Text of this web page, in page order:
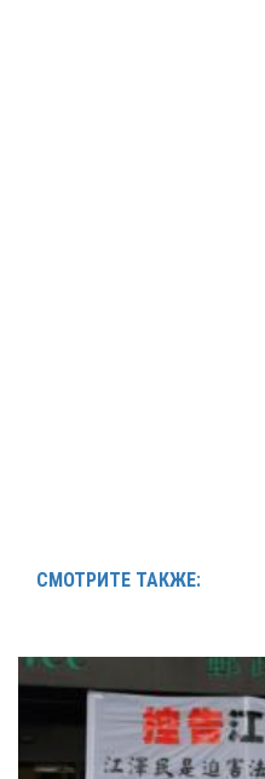
СМОТРИТЕ ТАКЖЕ: